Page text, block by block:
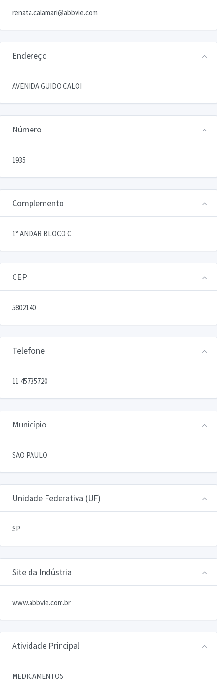
renata.calamari@abbvie.com
Endereço
AVENIDA GUIDO CALOI
Número
1935
Complemento
1° ANDAR BLOCO C
CEP
5802140
Telefone
11 45735720
Município
SAO PAULO
Unidade Federativa (UF)
SP
Site da Indústria
www.abbvie.com.br
Atividade Principal
MEDICAMENTOS